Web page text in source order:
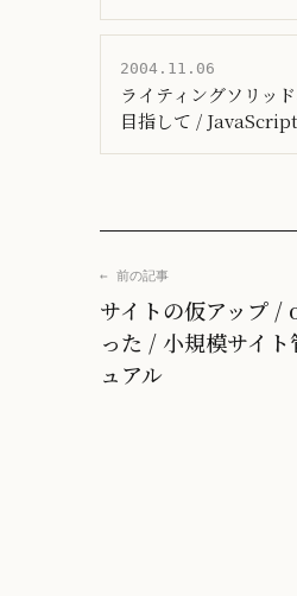
2004.11.06
ライティングソリッ
目指して /
← 前の記事
サイトの仮アップ
った / 小規模サイ
ュアル